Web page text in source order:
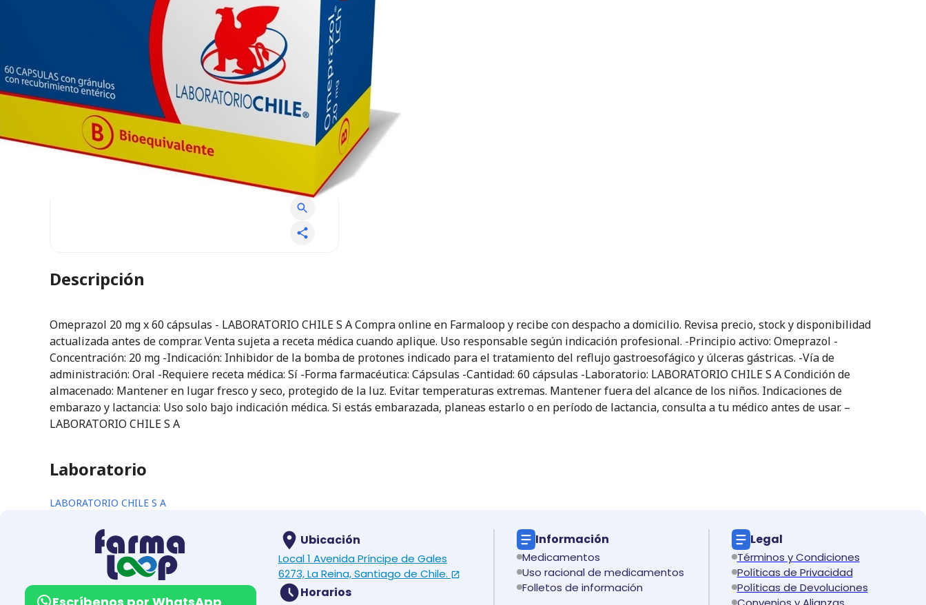
Descripción
Omeprazol 20 mg x 60 cápsulas - LABORATORIO CHILE S A Compra online en Farmaloop y recibe con despacho a domicilio. Revisa precio, stock y disponibilidad
actualizada antes de comprar. Venta sujeta a receta médica cuando aplique. Uso responsable según indicación profesional. -Principio activo: Omeprazol -
Concentración: 20 mg -Indicación: Inhibidor de la bomba de protones indicado para el tratamiento del reflujo gastroesofágico y úlceras gástricas. -Vía de
administración: Oral -Requiere receta médica: Sí -Forma farmacéutica: Cápsulas -Cantidad: 60 cápsulas -Laboratorio: LABORATORIO CHILE S A Condición de
almacenado: Mantener en lugar fresco y seco, protegido de la luz. Evitar temperaturas extremas. Mantener fuera del alcance de los niños. Indicaciones de
embarazo y lactancia: Uso solo bajo indicación médica. Si estás embarazada, planeas estarlo o en período de lactancia, consulta a tu médico antes de usar. –
LABORATORIO CHILE S A
Laboratorio
LABORATORIO CHILE S A
Ubicación
Local 1 Avenida Príncipe de Gales
6273, La Reina, Santiago de Chile.
Horarios
Información
Medicamentos
Uso racional de medicamentos
Folletos de información
Legal
Términos y Condiciones
Políticas de Privacidad
Políticas de Devoluciones